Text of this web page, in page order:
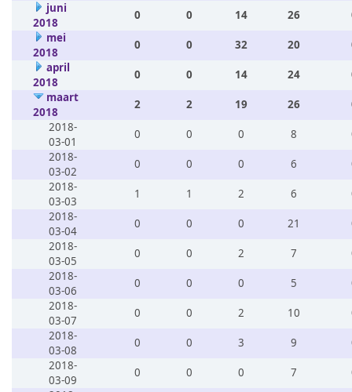
juni
2018
0 0 14 26
mei
2018
0 0 32 20
april
2018
0 0 14 24
maart
2018
2 2 19 26
2018-
03-01
0 0 0 8
2018-
03-02
0 0 0 6
2018-
03-03
1 1 2 6
2018-
03-04
0 0 0 21
2018-
03-05
0 0 2 7
2018-
03-06
0 0 0 5
2018-
03-07
0 0 2 10
2018-
03-08
0 0 3 9
2018-
03-09
0 0 0 7